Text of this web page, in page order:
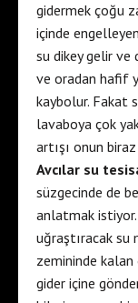
gidermek çoğu
içinde
su dikey gelir ve
ve oradan hafif
kaybolur. Fakat
lavaboya çok
artışı onun
Avcılar su
süzgecinde de
anlatmak istiyor.
uğraştıracak su
zemininde
gider içine